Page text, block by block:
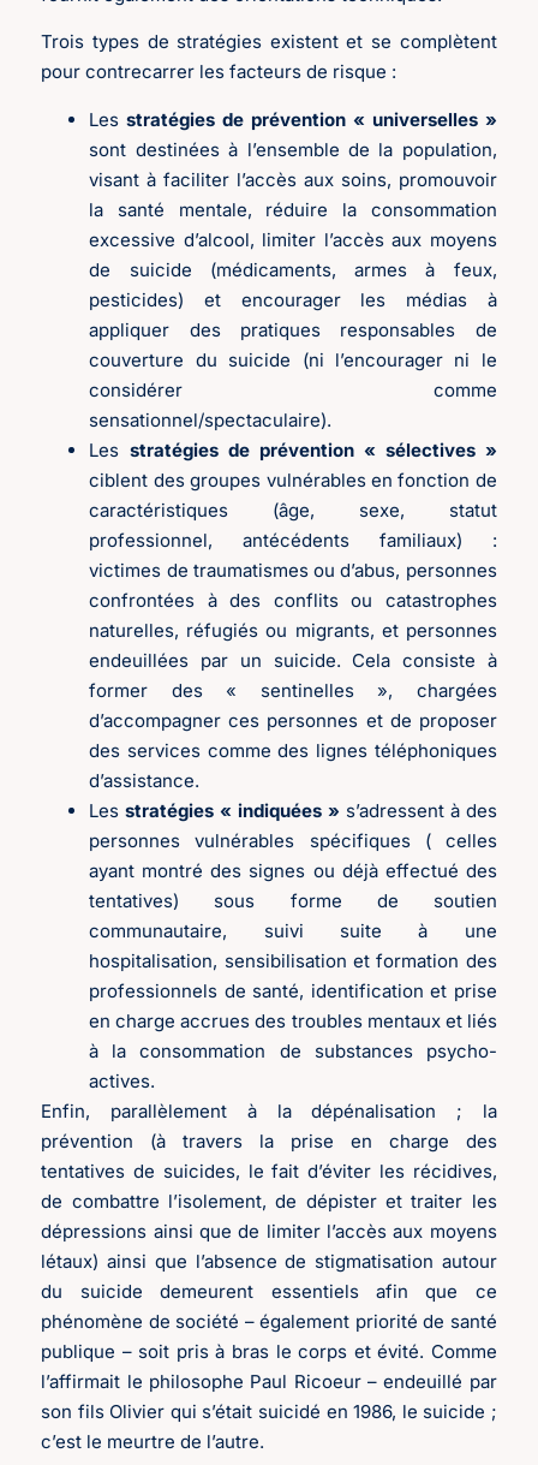
Trois types de stratégies existent et se complètent
pour contrecarrer les facteurs de risque :
Lesstratégies de prévention « universelles »
sont destinées à l’ensemble de la population,
visant à faciliter l’accès aux soins, promouvoir
la santé mentale, réduire la consommation
excessive d’alcool, limiter l’accès aux moyens
de suicide (médicaments, armes à feux,
pesticides) et encourager les médias à
appliquer des pratiques responsables de
couverture du suicide (ni l’encourager ni le
considérer comme
sensationnel/spectaculaire).
Les stratégies de prévention « sélectives »
ciblent des groupes vulnérables en fonction de
caractéristiques (âge, sexe, statut
professionnel, antécédents familiaux) :
victimes de traumatismes ou d’abus, personnes
confrontées à des conflits ou catastrophes
naturelles, réfugiés ou migrants, et personnes
endeuillées par un suicide. Cela consiste à
former des « sentinelles », chargées
d’accompagner ces personnes et de proposer
des services comme des lignes téléphoniques
d’assistance.
Lesstratégies « indiquées » s’adressent à des
personnes vulnérables spécifiques ( celles
ayant montré des signes ou déjà effectué des
tentatives) sous forme de soutien
communautaire, suivi suite à une
hospitalisation, sensibilisation et formation des
professionnels de santé, identification et prise
en charge accrues des troubles mentaux et liés
à la consommation de substances psycho-
actives.
Enfin, parallèlement à la dépénalisation ; la
prévention (à travers la prise en charge des
tentatives de suicides, le fait d’éviter les récidives,
de combattre l’isolement, de dépister et traiter les
dépressions ainsi que de limiter l’accès aux moyens
létaux) ainsi que l’absence de stigmatisation autour
du suicide demeurent essentiels afin que ce
phénomène de société – également priorité de santé
publique – soit pris à bras le corps et évité. Comme
l’affirmait le philosophe Paul Ricoeur – endeuillé par
son fils Olivier qui s’était suicidé en 1986, le suicide ;
c’est le meurtre de l’autre.